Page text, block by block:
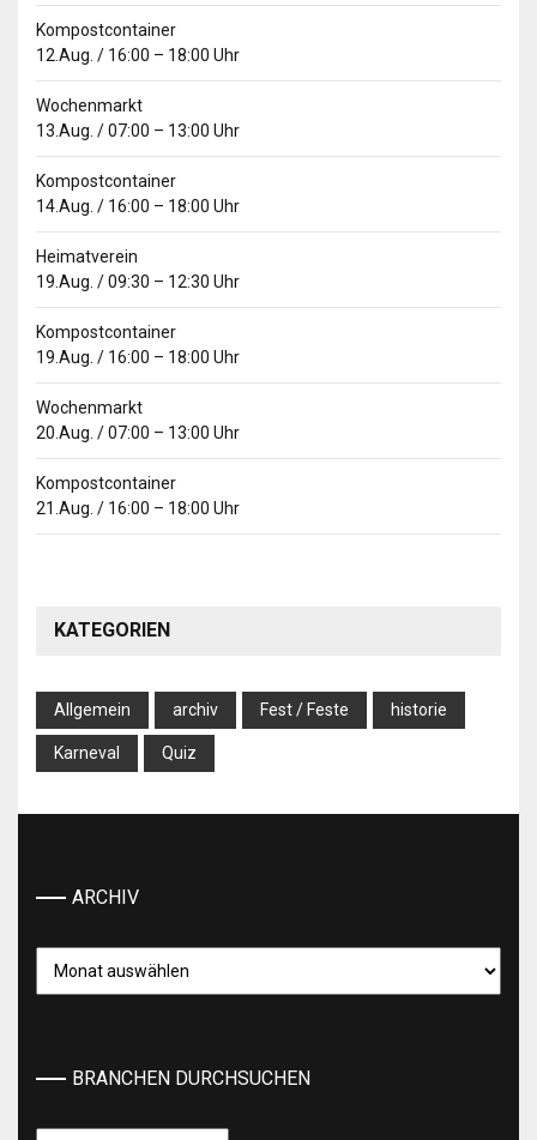
Kompostcontainer
12.Aug. / 16:00 – 18:00 Uhr
Wochenmarkt
13.Aug. /07:00 – 13:00 Uhr
Kompostcontainer
14.Aug. / 16:00 – 18:00 Uhr
Heimatverein
19.Aug. /09:30 – 12:30 Uhr
Kompostcontainer
19.Aug. / 16:00 – 18:00 Uhr
Wochenmarkt
20.Aug. /07:00 – 13:00 Uhr
Kompostcontainer
21.Aug. / 16:00 – 18:00 Uhr
KATEGORIEN
Allgemein archiv Fest / Feste historie
Karneval Quiz
ARCHIV
BRANCHEN DURCHSUCHEN